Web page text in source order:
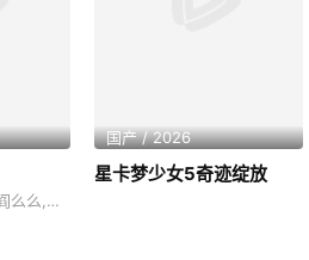
图特哈蒙,陈张太康,阎么么,闫夜桥,陆庚宜,郝祥海,林柏青,刘知否
国产 / 2026
星卡梦少女5奇迹绽放